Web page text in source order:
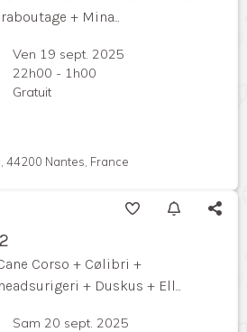
+ Mina...
Ven 19 sept. 2025
22h00 - 1h00
Gratuit
44200 Nantes, France
Corso + Cølibri +
+ Duskus + Ell...
Sam 20 sept. 2025